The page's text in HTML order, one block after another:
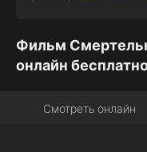
Фильм
онлайн
Смотреть онлайн